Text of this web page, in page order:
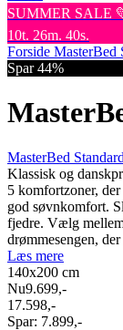
SUMMER SALE
10t. 26m. 40s.
Forside MasterBed
Spar 44%
MasterBed Standard
Klassisk og
5 komfortzoner,
god søvnkomfort.
fjedre. Vælg
drømmesengen,
Læs mere
140x200 cm
Nu9.699,-
17.598,-
Spar: 7.899,-